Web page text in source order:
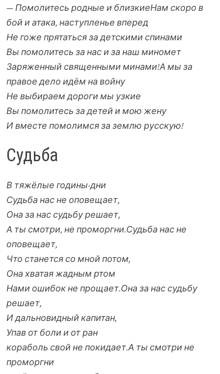
— Помолитесь родные и близкиеНам скоро в
бой и атака, наступленье вперед
Не гоже прятаться за детскими спинами
Вы помолитесь за нас и за наш миномет
Заряженный священными минами!А мы за
правое дело идём на войну
Не выбираем дороги мы узкие
Вы помолитесь за детей и мою жену
И вместе помолимся за землю русскую!
Судьба
В тяжёлые годины-дни
Судьба нас не оповещает,
Она за нас судьбу решает,
А ты смотри, не проморгни.Судьба нас не
оповещает,
Что станется со мной потом,
Она хватая жадным ртом
Нами ошибок не прощает.Она за нас судьбу
решает,
И дальновидный капитан,
Упав от боли и от ран
кораболь свой не покидает.А ты смотри не
проморгни